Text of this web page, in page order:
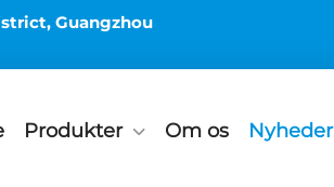
Guangzhou
Produkter Om os Nyheder